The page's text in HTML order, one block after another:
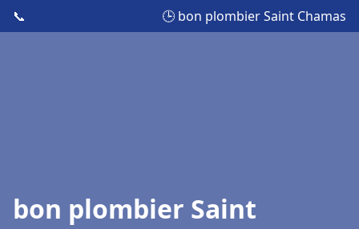
📞 🕒 bon plombier Saint Chamas
bon plombier Saint